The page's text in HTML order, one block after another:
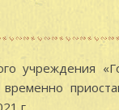
учреждения
г.